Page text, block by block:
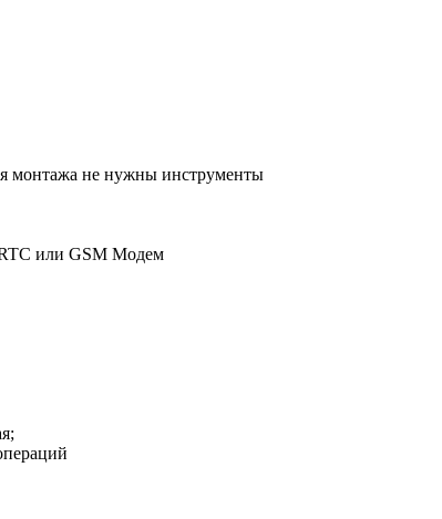
монтажа не нужны инструменты
или GSM Модем